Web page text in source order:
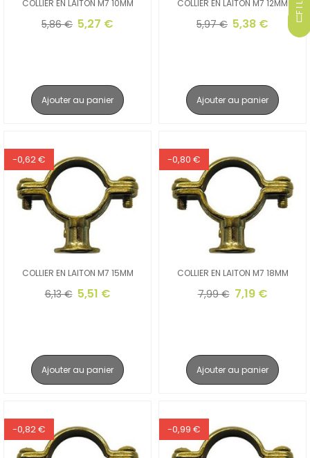
COLLIER EN LAITON M7 10MM
5,86 € 5,27 €
Ajouter au panier
COLLIER EN LAITON M7 12MM
5,97 € 5,38 €
Ajouter au panier
COLLIER EN LAITON M7 15MM
6,13 € 5,51 €
Ajouter au panier
-0,62 €
COLLIER EN LAITON M7 18MM
7,99 € 7,19 €
Ajouter au panier
-0,80 €
-0,82 € -0,99 €